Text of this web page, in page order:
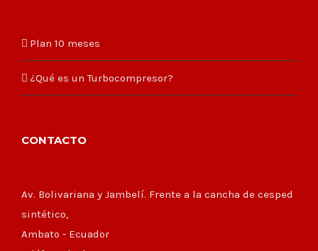
Plan 10 meses
¿Qué es un Turbocompresor?
CONTACTO
Av. Bolivariana y Jambelí. Frente a la cancha de cesped
sintético,
Ambato - Ecuador